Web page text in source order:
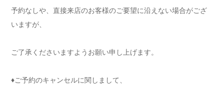
予約なしや、直接来店のお客様のご要望に沿えない場合がござ
いますが、
ご了承くださいますようお願い申し上げます。
♦ご予約のキャンセルに関しまして、